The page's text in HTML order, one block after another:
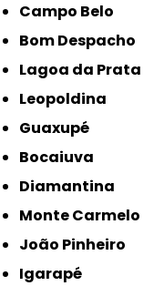
Campo Belo
Bom Despacho
Lagoa da Prata
Leopoldina
Guaxupé
Bocaiuva
Diamantina
Monte Carmelo
João Pinheiro
Igarapé